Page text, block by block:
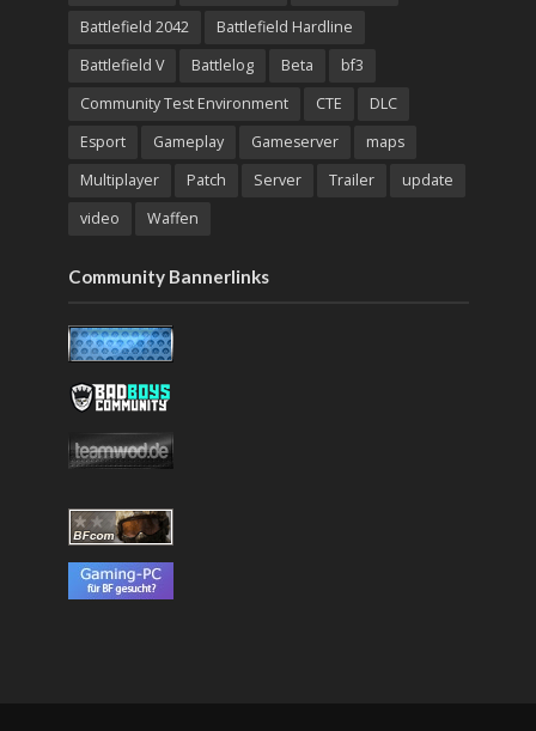
Battlefield 2042
Battlefield Hardline
Battlefield V
Battlelog Beta
bf3
Community Test Environment
CTE
DLC
Esport
Gameplay Gameserver
maps
Multiplayer
Patch Server Trailer
update
video
Waffen
Community Bannerlinks